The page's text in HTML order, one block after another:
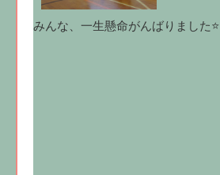
みんな、一生懸命がんばりました⭐